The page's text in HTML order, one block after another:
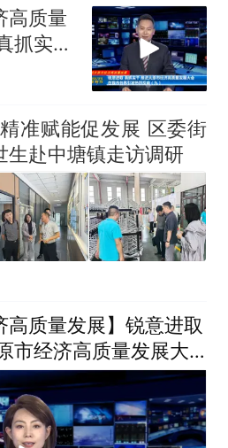
高质量
抓实干
量发
发热
准赋能促发展 区委街
生赴中塘镇走访调研
高质量发展】锐意进取
市经济高质量发展大
热烈反响（十）